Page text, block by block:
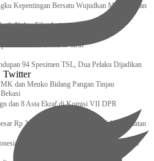
Kepentingan Bersatu Wujudkan Mudik Aman
Nobar Film Animasi Jumbo
58 Bulan Berturut-turut
94 Spesimen TSL, Dua Pelaku Dijadikan
dan Menko Bidang Pangan Tinjau
dan 8 Asta Ekraf di Komisi VII DPR
Rp 3,4 Triliun untuk Program Cek Kesehatan
di Perbatasan Terluar Indonesia Malaysia
Twitter